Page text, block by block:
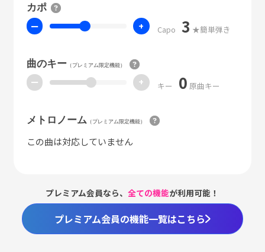
カポ
ー + Capo 3 ★簡単弾き
曲のキー（プレミアム限定機能）
ー + キー 0 原曲キー
メトロノーム （プレミアム限定機能）
この曲は対応していません
プレミアム会員なら、全ての機能が利用可能！
プレミアム会員の機能一覧はこちら